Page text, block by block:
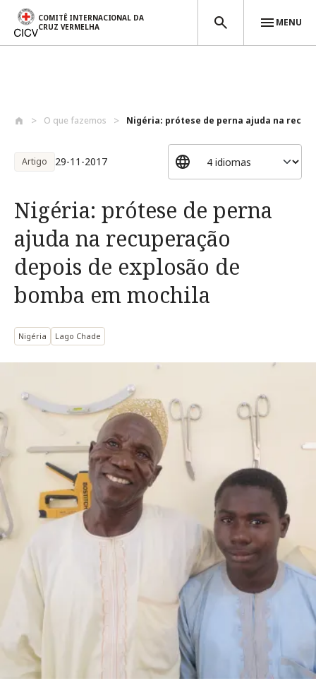
COMITÊ INTERNACIONAL DA
CRUZ VERMELHA
MENU
O que fazemos Nigéria: prótese de perna ajuda na
Artigo 29-11-2017
Nigéria: prótese de perna
ajuda na recuperação
depois de explosão de
bomba em mochila
Nigéria Lago Chade